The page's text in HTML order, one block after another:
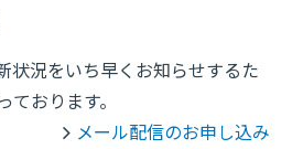
状況をいち早くお知らせするた
おります。
メール配信のお申し込み